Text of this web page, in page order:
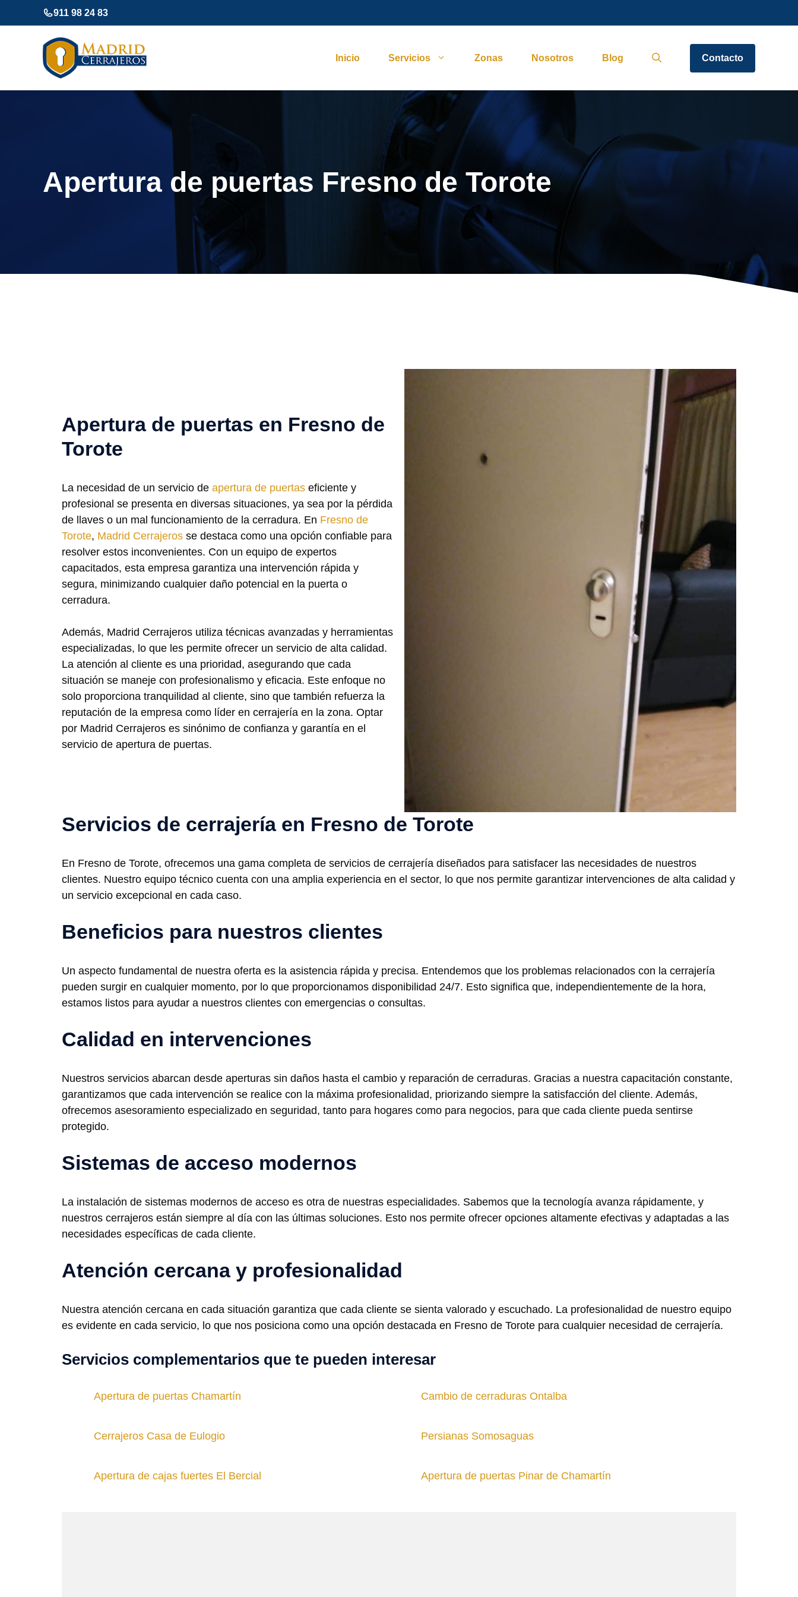
al
911 98 24 83
Inicio Servicios Zonas Nosotros Blog Contacto
Apertura de puertas Fresno de Torote
Apertura de puertas en Fresno de
Torote
La necesidad de un servicio de apertura de puertas eficiente y
profesional se presenta en diversas situaciones, ya sea por la pérdida
de llaves o un mal funcionamiento de la cerradura. En Fresno de
Torote, Madrid Cerrajeros se destaca como una opción confiable para
resolver estos inconvenientes. Con un equipo de expertos
capacitados, esta empresa garantiza una intervención rápida y
segura, minimizando cualquier daño potencial en la puerta o
cerradura.
Además, Madrid Cerrajeros utiliza técnicas avanzadas y herramientas
especializadas, lo que les permite ofrecer un servicio de alta calidad.
La atención al cliente es una prioridad, asegurando que cada
situación se maneje con profesionalismo y eficacia. Este enfoque no
solo proporciona tranquilidad al cliente, sino que también refuerza la
reputación de la empresa como líder en cerrajería en la zona. Optar
por Madrid Cerrajeros es sinónimo de confianza y garantía en el
servicio de apertura de puertas.
Servicios de cerrajería en Fresno de Torote
En Fresno de Torote, ofrecemos una gama completa de servicios de cerrajería diseñados para satisfacer las necesidades de nuestros
clientes. Nuestro equipo técnico cuenta con una amplia experiencia en el sector, lo que nos permite garantizar intervenciones de alta calidad y
un servicio excepcional en cada caso.
Beneficios para nuestros clientes
Un aspecto fundamental de nuestra oferta es la asistencia rápida y precisa. Entendemos que los problemas relacionados con la cerrajería
pueden surgir en cualquier momento, por lo que proporcionamos disponibilidad 24/7. Esto significa que, independientemente de la hora,
estamos listos para ayudar a nuestros clientes con emergencias o consultas.
Calidad en intervenciones
Nuestros servicios abarcan desde aperturas sin daños hasta el cambio y reparación de cerraduras. Gracias a nuestra capacitación constante,
garantizamos que cada intervención se realice con la máxima profesionalidad, priorizando siempre la satisfacción del cliente. Además,
ofrecemos asesoramiento especializado en seguridad, tanto para hogares como para negocios, para que cada cliente pueda sentirse
protegido.
Sistemas de acceso modernos
La instalación de sistemas modernos de acceso es otra de nuestras especialidades. Sabemos que la tecnología avanza rápidamente, y
nuestros cerrajeros están siempre al día con las últimas soluciones. Esto nos permite ofrecer opciones altamente efectivas y adaptadas a las
necesidades específicas de cada cliente.
Atención cercana y profesionalidad
Nuestra atención cercana en cada situación garantiza que cada cliente se sienta valorado y escuchado. La profesionalidad de nuestro equipo
es evidente en cada servicio, lo que nos posiciona como una opción destacada en Fresno de Torote para cualquier necesidad de cerrajería.
Servicios complementarios que te pueden interesar
Apertura de puertas Chamartín Cambio de cerraduras Ontalba
Cerrajeros Casa de Eulogio Persianas Somosaguas
Apertura de cajas fuertes El Bercial Apertura de puertas Pinar de Chamartín